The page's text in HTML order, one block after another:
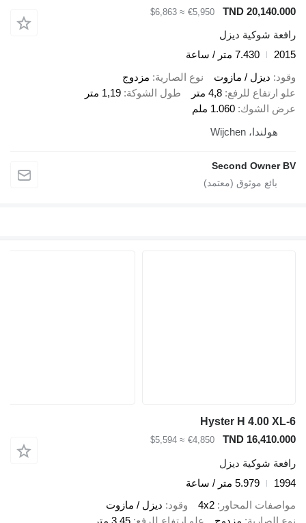
TND 20,140.000
€5,950
≈ $6,863
رافعة شوكية ديزل
2015
7.430 متر / ساعة
وقود ديزل / مازوت نوع الصارية مزدوج
علو ارتفاع للرفع 4,8 متر طول الشوكة 1,19 متر
عرض الشوك 1.060 ملم
هولندا، Wijchen
Second Owner BV
Hyster H 4.00 XL-6
TND 16,410.000
€4,850
≈ $5,594
رافعة شوكية ديزل
1994
5.979 متر / ساعة
مواصفات المحاور
4x2 وقود ديزل / مازوت